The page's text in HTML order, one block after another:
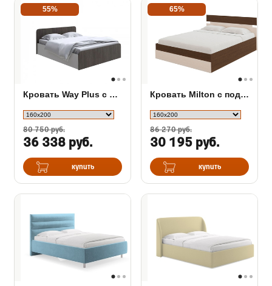
55%
Кровать Way Plus с подъёмным механизмом
80 750 руб.
36 338 руб.
купить
65%
Кровать Milton с подъемным механизмом
86 270 руб.
30 195 руб.
купить